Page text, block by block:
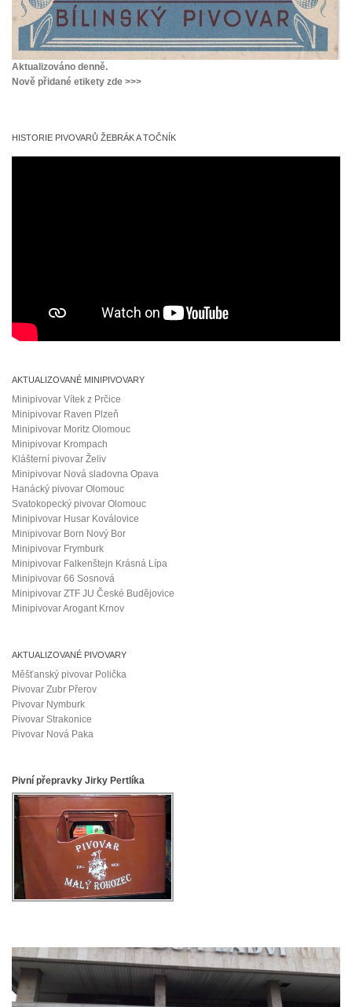
Aktualizováno denně.
Nově přidané etikety zde >>>
HISTORIE PIVOVARŮ ŽEBRÁK A TOČNÍK
AKTUALIZOVANÉ MINIPIVOVARY
Minipivovar Vítek z Prčice
Minipivovar Raven Plzeň
Minipivovar Moritz Olomouc
Minipivovar Krompach
Klášterní pivovar Želiv
Minipivovar Nová sladovna Opava
Hanácký pivovar Olomouc
Svatokopecký pivovar Olomouc
Minipivovar Husar Koválovice
Minipivovar Born Nový Bor
Minipivovar Frymburk
Minipivovar Falkenštejn Krásná Lípa
Minipivovar 66 Sosnová
Minipivovar ZTF JU České Budějovice
Minipivovar Arogant Krnov
AKTUALIZOVANÉ PIVOVARY
Měšťanský pivovar Polička
Pivovar Zubr Přerov
Pivovar Nymburk
Pivovar Strakonice
Pivovar Nová Paka
Pivní přepravky Jirky Pertlíka